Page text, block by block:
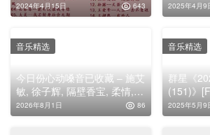
2024年4月15日 643 2025年4月9
今日份心动嗓音已收藏 – 施艾
敏, 徐子辉, 隔壁香宝, 柔情,
瑶吖头, 许娜, 马英超, 豆奶,
半川。 & Wei
2026年8月1日 86
音乐精选
群星《
(151)》
2025年5月9
音乐精选